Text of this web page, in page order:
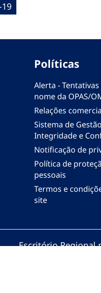
Políticas
Alerta -
nome da OPAS/
Relações
Sistema de
Integridade e
Notificação de
Política de
pessoais
Termos e
site
Escritório Regional